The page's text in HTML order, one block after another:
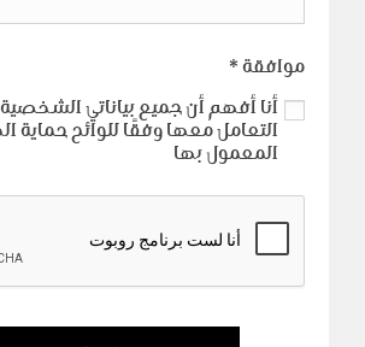
موافقة*
أنا أفهم أن جميع بياناتي الشخصية
التعامل معها وفقًا للوائح حماية
المعمول بها